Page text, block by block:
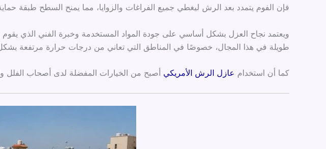
فإن الفوم يتمدد بعد الرش ليغطي جميع الفراغات والزوايا، مما يمنح السطح طبقة
ويعتمد نجاح العزل بشكل أساسي على جودة المواد المستخدمة وخبرة الفني الذي
طويلة في هذا المجال، خصوصًا في المناطق التي تعاني من درجات حرارة مرتفعة
كما أن استخدام عازل الرش الأمريكي أصبح من الخيارات المفضلة لدى أصحاب الفلل